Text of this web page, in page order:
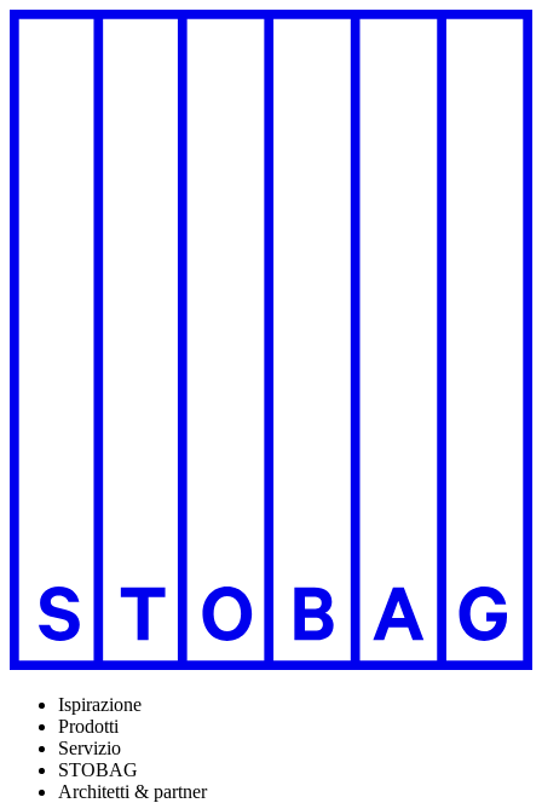
Ispirazione
Prodotti
Servizio
STOBAG
Architetti & partner